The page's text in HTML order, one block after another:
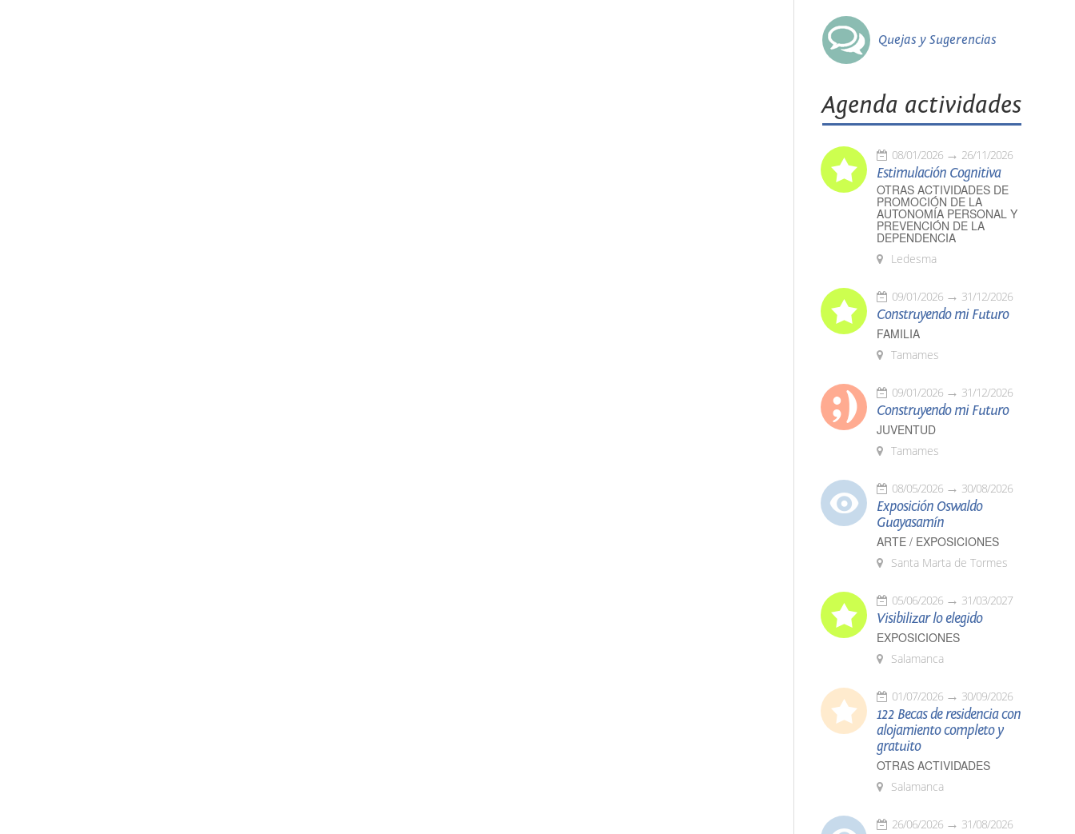
Quejas y Sugerencias
Agenda actividades
08/01/2026 26/11/2026
Estimulación Cognitiva
OTRAS ACTIVIDADES DE
PROMOCIÓN DE LA
AUTONOMÍA PERSONAL Y
PREVENCIÓN DE LA
DEPENDENCIA
Ledesma
09/01/2026 31/12/2026
Construyendo mi Futuro
FAMILIA
Tamames
09/01/2026 31/12/2026
Construyendo mi Futuro
JUVENTUD
Tamames
08/05/2026 30/08/2026
Exposición Oswaldo
Guayasamín
ARTE / EXPOSICIONES
Santa Marta de Tormes
05/06/2026 31/03/2027
Visibilizar lo elegido
EXPOSICIONES
Salamanca
01/07/2026 30/09/2026
122 Becas de residencia con
alojamiento completo y
gratuito
OTRAS ACTIVIDADES
Salamanca
26/06/2026 31/08/2026